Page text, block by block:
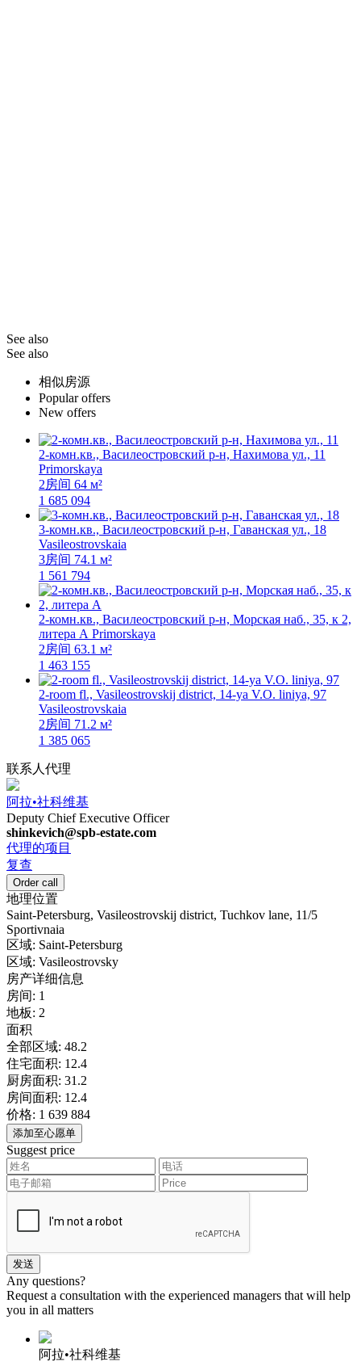
See also
See also
相似房源
Popular offers
New offers
2-комн.кв., Василеостровский р-н, Нахимова ул., 11
Primorskaya
2房间 64 м²
1 685 094
3-комн.кв., Василеостровский р-н, Гаванская ул., 18
Vasileostrovskaia
3房间 74.1 м²
1 561 794
2-комн.кв., Василеостровский р-н, Морская наб., 35, к 2,
литера А Primorskaya
2房间 63.1 м²
1 463 155
2-room fl., Vasileostrovskij district, 14-ya V.O. liniya, 97
Vasileostrovskaia
2房间 71.2 м²
1 385 065
联系人代理
阿拉•社科维基
Deputy Chief Executive Officer
shinkevich@spb-estate.com
代理的项目
复查
Order call
地理位置
Saint-Petersburg, Vasileostrovskij district, Tuchkov lane, 11/5
Sportivnaia
区域: Saint-Petersburg
区域: Vasileostrovsky
房产详细信息
房间: 1
地板: 2
面积
全部区域: 48.2
住宅面积: 12.4
厨房面积: 31.2
房间面积: 12.4
价格: 1 639 884
添加至心愿单
Suggest price
Any questions?
Request a consultation with the experienced managers that will help
you in all matters
阿拉•社科维基